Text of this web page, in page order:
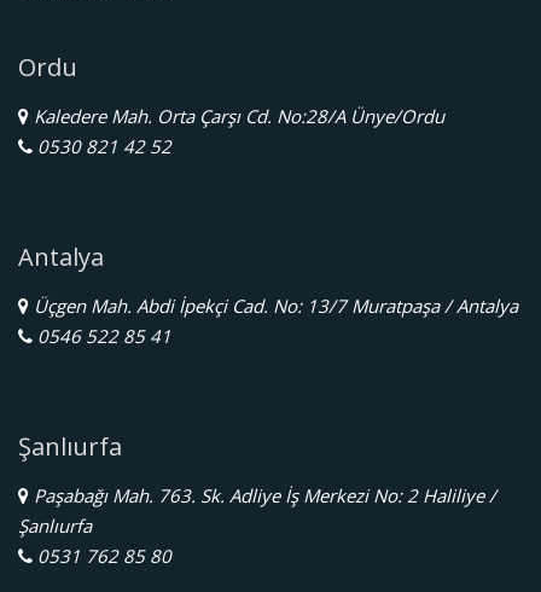
Ordu
Kaledere Mah. Orta Çarşı Cd. No:28/A Ünye/Ordu
0530 821 42 52
Antalya
Üçgen Mah. Abdi İpekçi Cad. No: 13/7 Muratpaşa / Antalya
0546 522 85 41
Şanlıurfa
Paşabağı Mah. 763. Sk. Adliye İş Merkezi No: 2 Haliliye /
Şanlıurfa
0531 762 85 80